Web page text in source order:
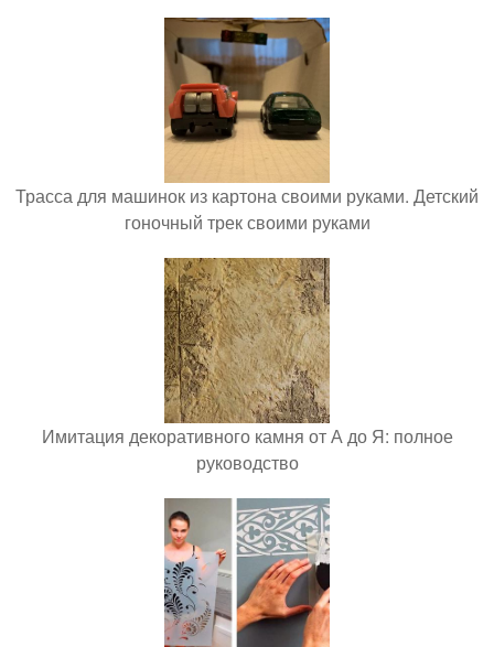
Трасса для машинок из картона своими руками. Детский
гоночный трек своими руками
Имитация декоративного камня от А до Я: полное
руководство